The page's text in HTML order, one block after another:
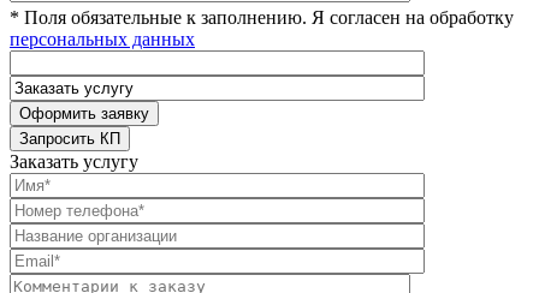
* Поля обязательные к заполнению. Я согласен на обработку
персональных данных
Заказать услугу